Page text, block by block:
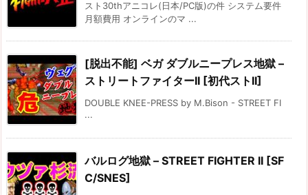
スト30thアニコレ(日本/PC版)の件 システム要件
月額費用 オンラインのマ ...
[脱出不能] ベガ ダブルニープレス地獄 –
ストリートファイターII [初代ストII]
DOUBLE KNEE-PRESS by M.Bison - STREET FI
...
バルログ地獄 – STREET FIGHTER II [SF
C/SNES]